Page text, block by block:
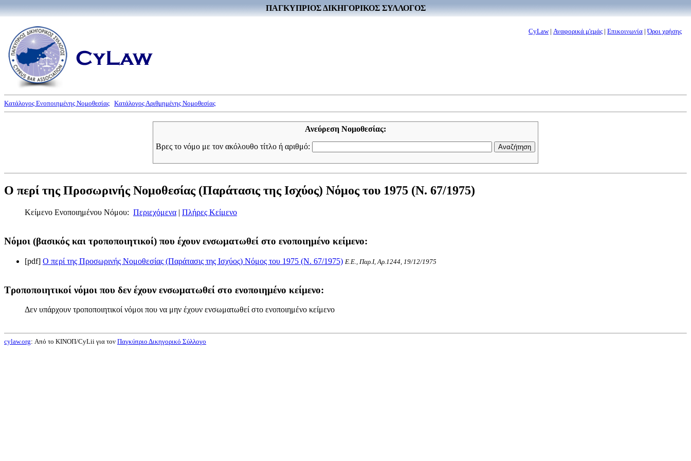
ΠΑΓΚΥΠΡΙΟΣ ΔΙΚΗΓΟΡΙΚΟΣ ΣΥΛΛΟΓΟΣ
CyLaw| Αναφορικά μ'εμάς | Επικοινωνία |Όροι χρήσης
Κατάλογος Ενοποιημένης Νομοθεσίας Κατάλογος Αριθμημένης Νομοθεσίας
Ανεύρεση Νομοθεσίας:
Βρες το νόμο με τον ακόλουθο τίτλο ή αριθμό:
Ο περί της Προσωρινής Νομοθεσίας (Παράτασις της Ισχύος) Νόμος του 1975 (Ν. 67/1975)
Κείμενο Ενοποιημένου Νόμου: Περιεχόμενα | Πλήρες Κείμενο
Νόμοι (βασικός και τροποποιητικοί) που έχουν ενσωματωθεί στο ενοποιημένο κείμενο:
[pdf] Ο περί της Προσωρινής Νομοθεσίας (Παράτασις της Ισχύος) Νόμος του 1975 (Ν. 67/1975) Ε.Ε., Παρ.Ι, Αρ.1244, 19/12/1975
Τροποποιητικοί νόμοι που δεν έχουν ενσωματωθεί στο ενοποιημένο κείμενο:
Δεν υπάρχουν τροποποιητικοί νόμοι που να μην έχουν ενσωματωθεί στο ενοποιημένο κείμενο
cylaw.org: Από το ΚΙΝOΠ/CyLii για τον Παγκύπριο Δικηγορικό Σύλλογο